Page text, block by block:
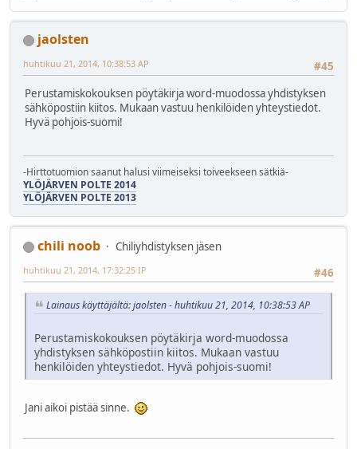
jaolsten
#45
huhtikuu 21, 2014, 10:38:53 AP
Perustamiskokouksen pöytäkirja word-muodossa yhdistyksen
sähköpostiin kiitos. Mukaan vastuu henkilöiden yhteystiedot.
Hyvä pohjois-suomi!
-Hirttotuomion saanut halusi viimeiseksi toiveekseen sätkiä-
YLÖJÄRVEN POLTE 2014
YLÖJÄRVEN POLTE 2013
chili noob
Chiliyhdistyksen jäsen
#46
huhtikuu 21, 2014, 17:32:25 IP
Lainaus käyttäjältä: jaolsten - huhtikuu 21, 2014, 10:38:53 AP
Perustamiskokouksen pöytäkirja word-muodossa
yhdistyksen sähköpostiin kiitos. Mukaan vastuu
henkilöiden yhteystiedot. Hyvä pohjois-suomi!
Jani aikoi pistää sinne.